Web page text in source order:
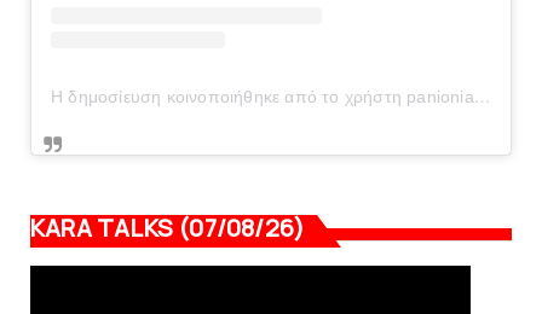
Η δημοσίευση κοινοποιήθηκε από το χρήστη panionianea.gr (@panionianea.gr)
KARA TALKS (07/08/26)